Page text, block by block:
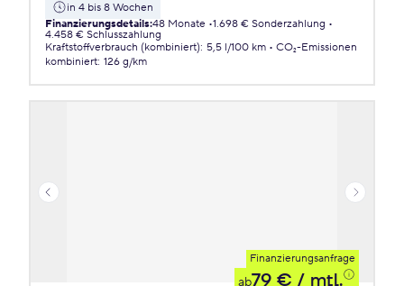
in 4 bis 8 Wochen
Finanzierungsdetails:48 Monate 1.698 € Sonderzahlung
4.458 € Schlusszahlung
Kraftstoffverbrauch (kombiniert): 5,5 l/100 km
CO₂-Emissionen
kombiniert: 126 g/km
Finanzierungsanfrage
ab79 € / mtl.